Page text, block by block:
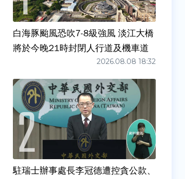
白海豚颱風恐吹7-8級強風 淡江大橋
將於今晚21時封閉人行道及機車道
2026.08.08 18:32
駐瑞士辦事處長李冠德遭控貪公款、